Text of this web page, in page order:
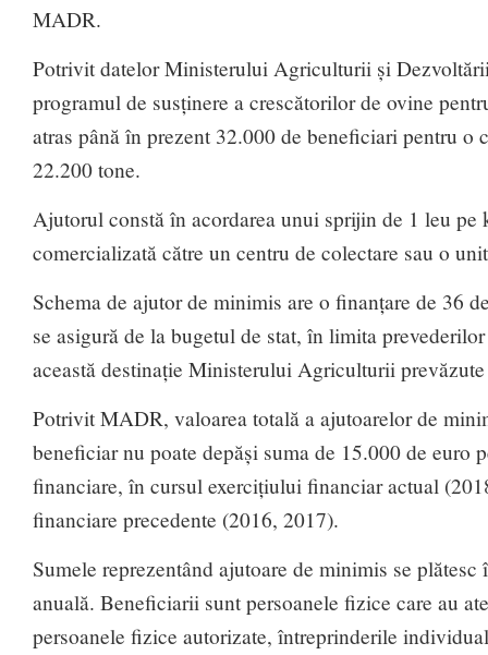
MADR.
Potrivit datelor Ministerului Agriculturii și
programul de susținere a crescătorilor de ovine
atras până în prezent 32.000 de beneficiari pentru o
22.200 tone.
Ajutorul constă în acordarea unui sprijin de 1 leu pe
comercializată către un centru de colectare sau o
Schema de ajutor de minimis are o finanțare de 36
se asigură de la bugetul de stat, în limita
această destinație Ministerului Agriculturii
Potrivit MADR, valoarea totală a ajutoarelor de
beneficiar nu poate depăși suma de 15.000 de euro
financiare, în cursul exercițiului financiar actual
financiare precedente (2016, 2017).
Sumele reprezentând ajutoare de minimis se plătesc
anuală. Beneficiarii sunt persoanele fizice care au
persoanele fizice autorizate, întreprinderile